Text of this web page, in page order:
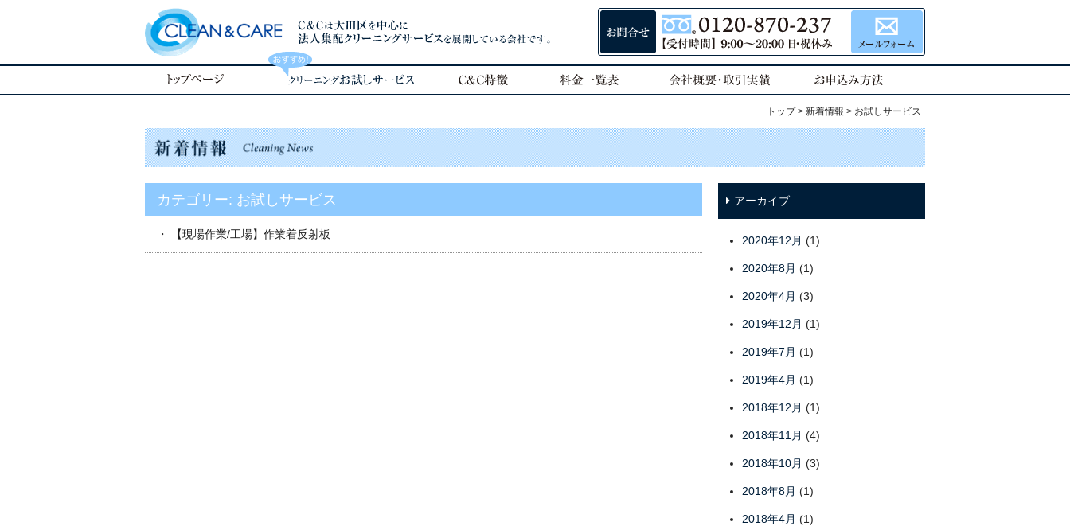
トップ> 新着情報 > お試しサービス
カテゴリー: お試しサービス
【現場作業/工場】作業着反射板
アーカイブ
2020年12月 (1)
2020年8月 (1)
2020年4月 (3)
2019年12月 (1)
2019年7月 (1)
2019年4月 (1)
2018年12月 (1)
2018年11月 (4)
2018年10月 (3)
2018年8月 (1)
2018年4月 (1)